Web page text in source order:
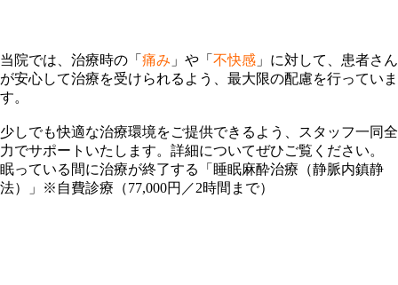
当院では、治療時の「 痛み 」や「 不快感 」に対して、患者さん
が安心して治療を受けられるよう、最大限の配慮を行っていま
す。
少しでも快適な治療環境をご提供できるよう、スタッフ一同全
力でサポートいたします。詳細についてぜひご覧ください。
眠っている間に治療が終了する「睡眠麻酔治療（静脈内鎮静
法）」※自費診療（77,000円／2時間まで）